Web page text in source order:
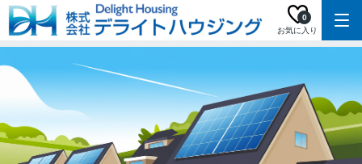
お気に入り
0